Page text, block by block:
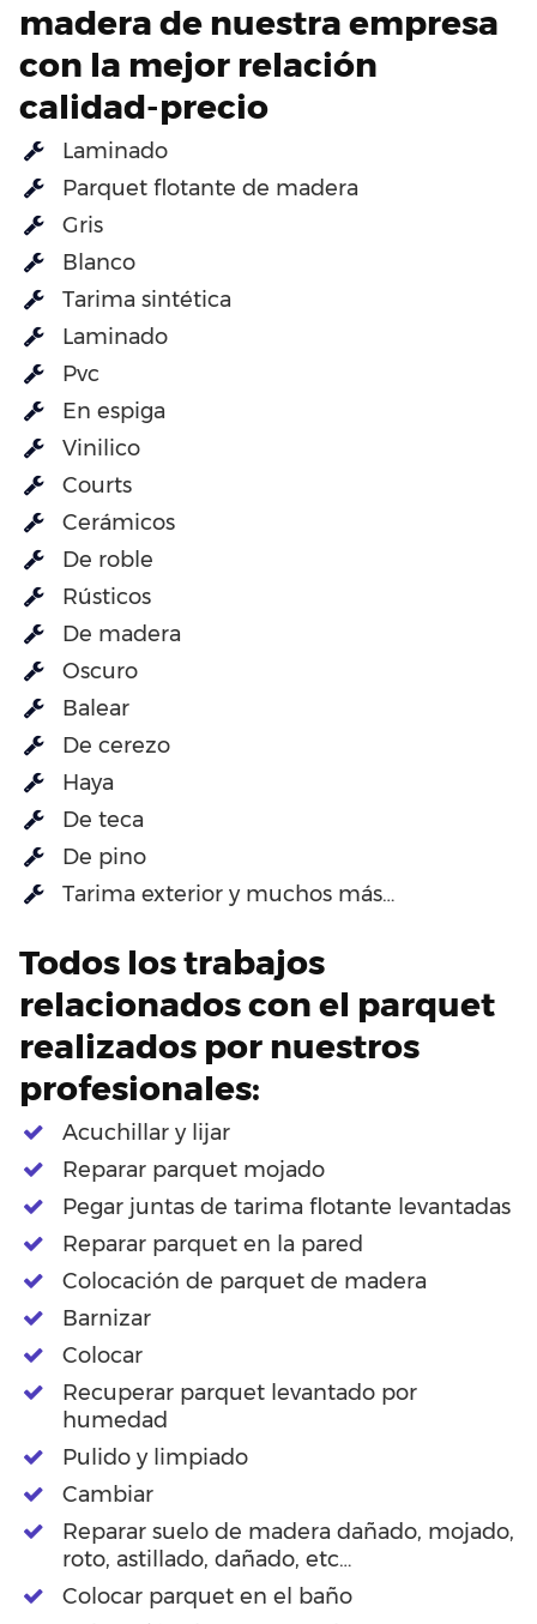
madera de nuestra empresa
con la mejor relación
calidad-precio
Laminado
Parquet flotante de madera
Gris
Blanco
Tarima sintética
Laminado
Pvc
En espiga
Vinilico
Courts
Cerámicos
De roble
Rústicos
De madera
Oscuro
Balear
De cerezo
Haya
De teca
De pino
Tarima exterior y muchos más…
Todos los trabajos
relacionados con el parquet
realizados por nuestros
profesionales:
Acuchillar y lijar
Reparar parquet mojado
Pegar juntas de tarima flotante levantadas
Reparar parquet en la pared
Colocación de parquet de madera
Barnizar
Colocar
Recuperar parquet levantado por
humedad
Pulido y limpiado
Cambiar
Reparar suelo de madera dañado, mojado,
roto, astillado, dañado, etc…
Colocar parquet en el baño